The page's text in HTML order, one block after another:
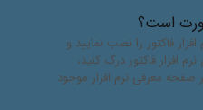
است؟
فاکتور را نصب نمایید و
افزار فاکتور درگ کنید،
معرفی نرم افزار موجود